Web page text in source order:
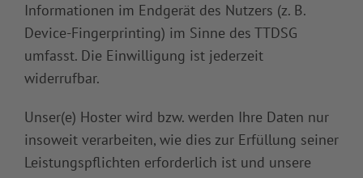
Informationen im Endgerät des Nutzers (z. B.
Device-Fingerprinting) im Sinne des TTDSG
umfasst. Die Einwilligung ist jederzeit
widerrufbar.
Unser(e) Hoster wird bzw. werden Ihre Daten nur
insoweit verarbeiten, wie dies zur Erfüllung seiner
Leistungspflichten erforderlich ist und unsere